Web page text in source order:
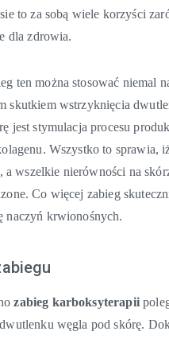
to za sobą wiele korzyści
dla zdrowia.
ten można stosować niemal
skutkiem wstrzyknięcia
jest stymulacja procesu
Wszystko to sprawia,
a wszelkie nierówności na
Co więcej zabieg
naczyń krwionośnych.
zabieg karboksyterapii
węgla pod skórę.